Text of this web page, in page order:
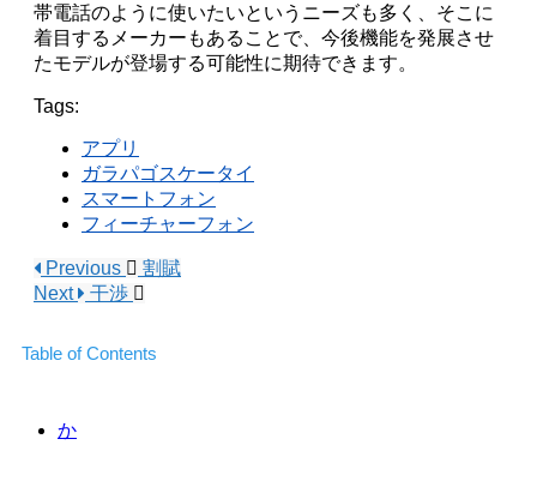
帯電話のように使いたいというニーズも多く、そこに
着目するメーカーもあることで、今後機能を発展させ
たモデルが登場する可能性に期待できます。
Tags:
アプリ
ガラパゴスケータイ
スマートフォン
フィーチャーフォン
Previous
割賦
Next
干渉
Table of Contents
か